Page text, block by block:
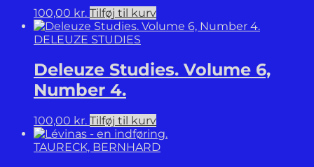
100,00 kr. Tilføj til kurv
DELEUZE STUDIES
Deleuze Studies. Volume 6,
Number 4.
100,00 kr. Tilføj til kurv
TAURECK, BERNHARD